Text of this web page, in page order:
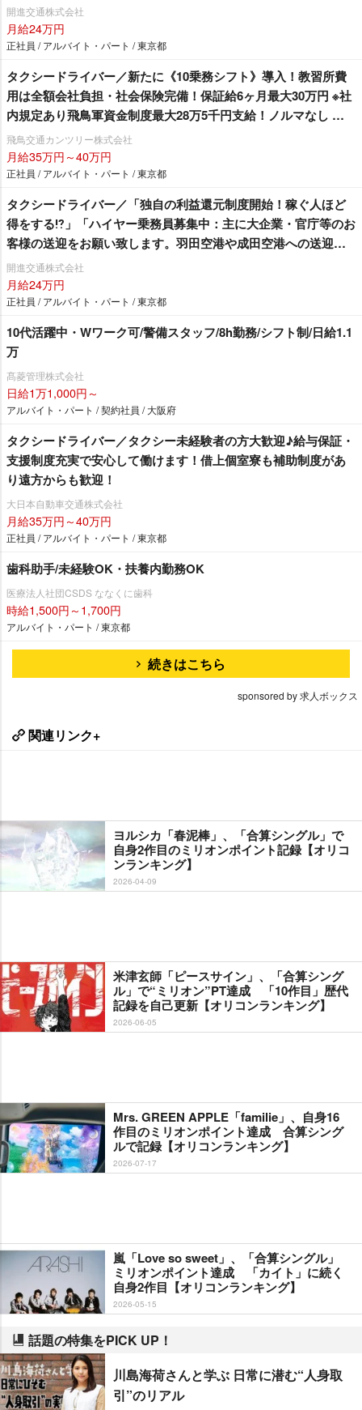
客様の送迎をお願い致します。羽田空港や成田空港への送迎が
メインとなります。」「女性ドライバーも在籍残業ほぼ無
し！」 東京無線加盟で安定収入！明るくて楽しい開進交通へ
開進交通株式会社
月給24万円
正社員 / アルバイト・パート / 東京都
タクシードライバー／新たに《10乗務シフト》導入！教習所費
用は全額会社負担・社会保険完備！保証給6ヶ月最大30万円 ※社
内規定あり飛鳥軍資金制度最大28万5千円支給！ノルマなし 地
域密着型の会社です！！「町田市内最大規模を誇る無線配車本
数！！」安定した収入と充実した仕事量で稼げる環境です。 基
本給の高さも魅力です！《月給40万円以上》の乗務員複数活躍
飛鳥交通カンツリー株式会社
月給35万円～40万円
正社員 / アルバイト・パート / 東京都
タクシードライバー／「独自の利益還元制度開始！稼ぐ人ほど
得をする⁉」「ハイヤー乗務員募集中：主に大企業・官庁等のお
客様の送迎をお願い致します。羽田空港や成田空港への送迎が
メインとなります。」「女性ドライバーも在籍残業ほぼ無
し！」 東京無線加盟で安定収入！明るくて楽しい開進交通へ
是非♫
開進交通株式会社
月給24万円
正社員 / アルバイト・パート / 東京都
10代活躍中・Wワーク可/警備スタッフ/8h勤務/シフト制/日給1.1
万
髙菱管理株式会社
日給1万1,000円～
アルバイト・パート / 契約社員 / 大阪府
タクシードライバー／タクシー未経験者の方大歓迎♪給与保証・
支援制度充実で安心して働けます！借上個室寮も補助制度があ
り遠方からも歓迎！
大日本自動車交通株式会社
月給35万円～40万円
正社員 / アルバイト・パート / 東京都
歯科助手/未経験OK・扶養内勤務OK
医療法人社団CSDS ななくに歯科
時給1,500円～1,700円
アルバイト・パート / 東京都
続きはこちら
sponsored by 求人ボックス
関連リンク+
ヨルシカ「春泥棒」、「合算シングル」で
自身2作目のミリオンポイント記録【オリコ
ンランキング】
2026-04-09
米津玄師「ピースサイン」、「合算シング
ル」で“ミリオン”PT達成 「10作目」歴代
記録を自己更新【オリコンランキング】
2026-06-05
Mrs. GREEN APPLE「familie」、自身16
作目のミリオンポイント達成 合算シング
ルで記録【オリコンランキング】
2026-07-17
嵐「Love so sweet」、「合算シングル」
ミリオンポイント達成 「カイト」に続く
自身2作目【オリコンランキング】
2026-05-15
話題の特集をPICK UP！
川島海荷さんと学ぶ 日常に潜む“人身取
引”のリアル